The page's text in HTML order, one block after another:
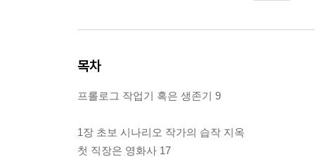
목차
프롤로그 작업기 혹은 생존기 9
1장 초보 시나리오 작가의 습작 지옥
첫 직장은 영화사 17